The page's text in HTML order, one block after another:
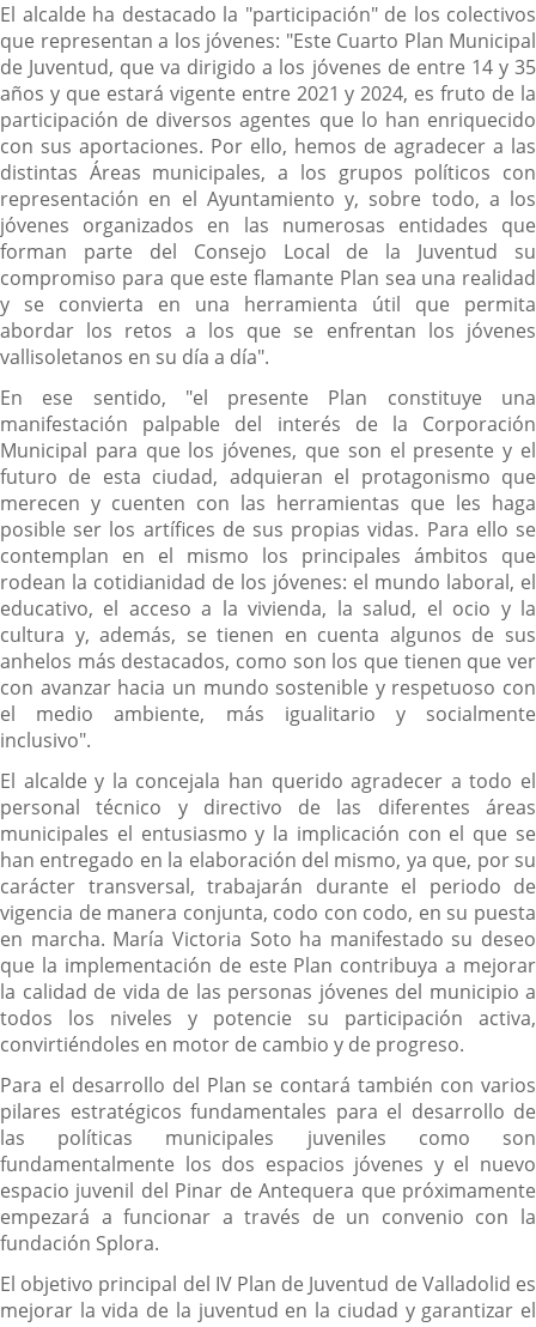
El alcalde ha destacado la "participación" de los colectivos
que representan a los jóvenes: "Este Cuarto Plan Municipal
de Juventud, que va dirigido a los jóvenes de entre 14 y 35
años y que estará vigente entre 2021 y 2024, es fruto de la
participación de diversos agentes que lo han enriquecido
con sus aportaciones. Por ello, hemos de agradecer a las
distintas Áreas municipales, a los grupos políticos con
representación en el Ayuntamiento y, sobre todo, a los
jóvenes organizados en las numerosas entidades que
forman parte del Consejo Local de la Juventud su
compromiso para que este flamante Plan sea una realidad
y se convierta en una herramienta útil que permita
abordar los retos a los que se enfrentan los jóvenes
vallisoletanos en su día a día".
En ese sentido, "el presente Plan constituye una
manifestación palpable del interés de la Corporación
Municipal para que los jóvenes, que son el presente y el
futuro de esta ciudad, adquieran el protagonismo que
merecen y cuenten con las herramientas que les haga
posible ser los artífices de sus propias vidas. Para ello se
contemplan en el mismo los principales ámbitos que
rodean la cotidianidad de los jóvenes: el mundo laboral, el
educativo, el acceso a la vivienda, la salud, el ocio y la
cultura y, además, se tienen en cuenta algunos de sus
anhelos más destacados, como son los que tienen que ver
con avanzar hacia un mundo sostenible y respetuoso con
el medio ambiente, más igualitario y socialmente
inclusivo".
El alcalde y la concejala han querido agradecer a todo el
personal técnico y directivo de las diferentes áreas
municipales el entusiasmo y la implicación con el que se
han entregado en la elaboración del mismo, ya que, por su
carácter transversal, trabajarán durante el periodo de
vigencia de manera conjunta, codo con codo, en su puesta
en marcha. María Victoria Soto ha manifestado su deseo
que la implementación de este Plan contribuya a mejorar
la calidad de vida de las personas jóvenes del municipio a
todos los niveles y potencie su participación activa,
convirtiéndoles en motor de cambio y de progreso.
Para el desarrollo del Plan se contará también con varios
pilares estratégicos fundamentales para el desarrollo de
las políticas municipales juveniles como son
fundamentalmente los dos espacios jóvenes y el nuevo
espacio juvenil del Pinar de Antequera que próximamente
empezará a funcionar a través de un convenio con la
fundación Splora.
El objetivo principal del IV Plan de Juventud de Valladolid es
mejorar la vida de la juventud en la ciudad y garantizar el